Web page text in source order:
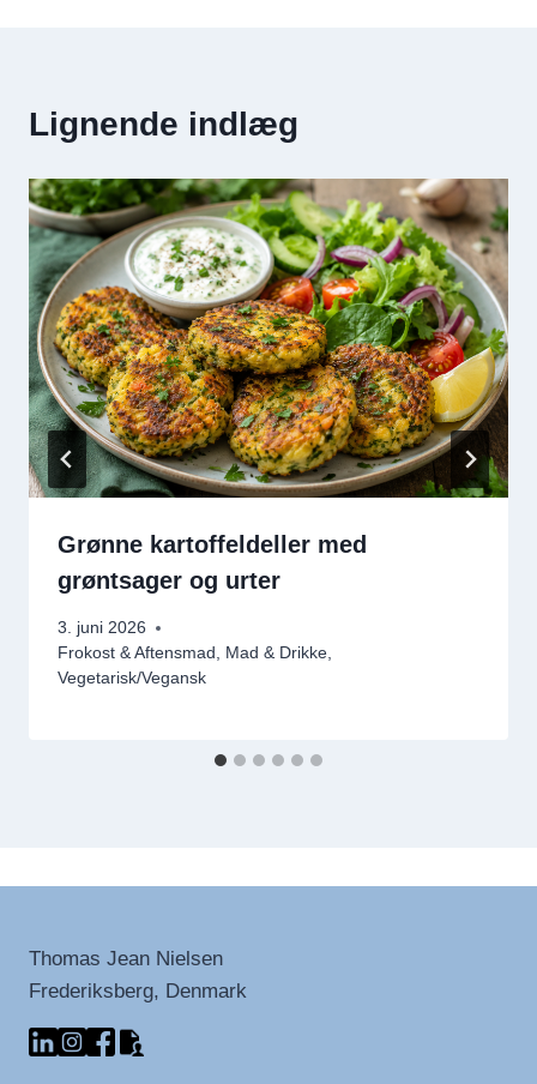
Lignende indlæg
Grønne kartoffeldeller med
grøntsager og urter
3. juni 2026
Frokost & Aftensmad , Mad & Drikke,
Vegetarisk/Vegansk
Thomas Jean Nielsen
Frederiksberg, Denmark